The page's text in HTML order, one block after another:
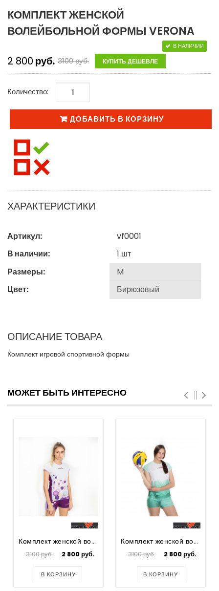
КОМПЛЕКТ ЖЕНСКОЙ
ВОЛЕЙБОЛЬНОЙ ФОРМЫ VERONA
2 800 руб. 3100руб. КУПИТЬ ДЕШЕВЛЕ
В НАЛИЧИИ
Количество:
ДОБАВИТЬ В КОРЗИНУ
ХАРАКТЕРИСТИКИ
Артикул:
vf0001
В наличии:
1 шт
Размеры:
Цвет:
ОПИСАНИЕ ТОВАРА
Комплект игровой спортивной формы
МОЖЕТ БЫТЬ ИНТЕРЕСНО
Комплект женской волейбольной формы Cell
3100 руб. 2 800 руб.
В КОРЗИНУ
Комплект женской волейбольной формы Block
3100 руб. 2 800 руб.
В КОРЗИНУ